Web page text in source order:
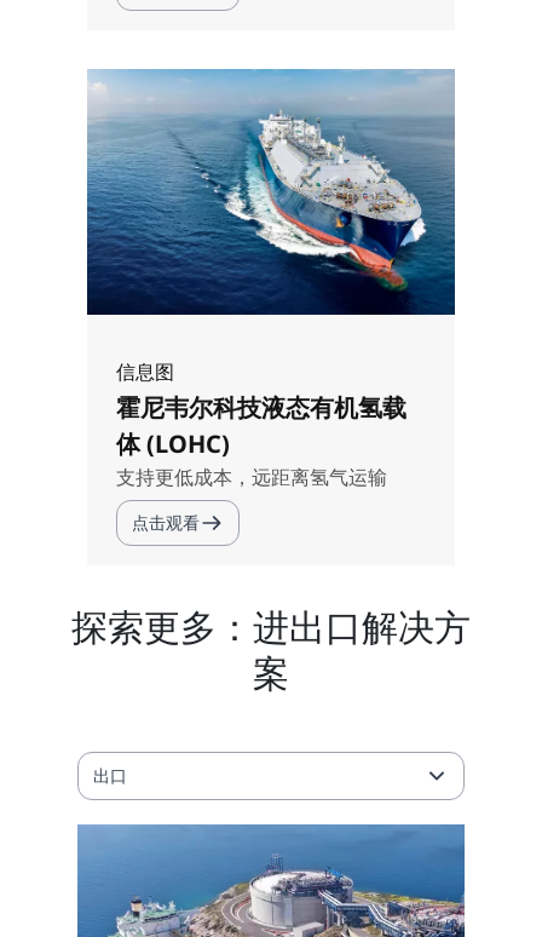
信息图
霍尼韦尔科技液态有机氢载
体 (LOHC)
支持更低成本，远距离氢气运输
点击观看
探索更多：进出口解决方
案
出口